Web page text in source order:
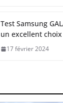
Test Samsung
un excellent
17 février 2024